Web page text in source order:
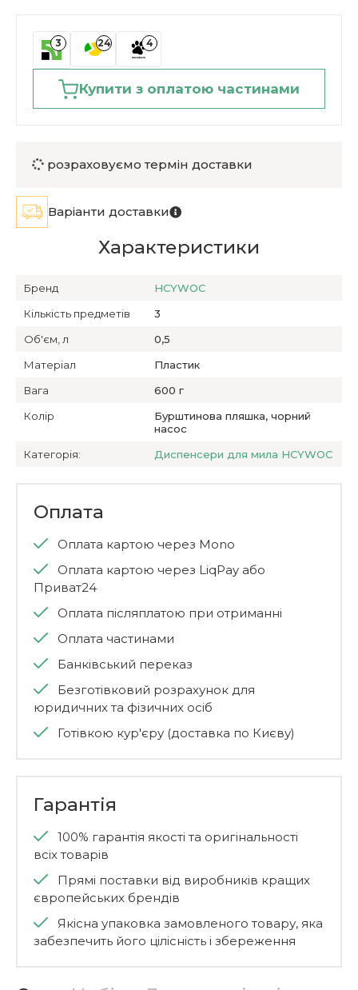
3 24 4
Купити з оплатою частинами
розраховуємо термін доставки
Варіанти доставки
Характеристики
Бренд
HCYWOC
Кількість предметів
3
Об'єм, л
0,5
Матеріал
Пластик
Вага
600 г
Колір
Бурштинова пляшка, чорний
насос
Категорія:
Диспенсери для мила HCYWOC
Оплата
Оплата картою через Mono
Оплата картою через LiqPay або
Приват24
Оплата післяплатою при отриманні
Оплата частинами
Банківський переказ
Безготівковий розрахунок для
юридичних та фізичних осіб
Готівкою кур'єру (доставка по Києву)
Гарантія
100% гарантія якості та оригінальності
всіх товарів
Прямі поставки від виробників кращих
європейських брендів
Якісна упаковка замовленого товару, яка
забезпечить його цілісність і збереження